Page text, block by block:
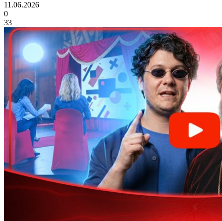
11.06.2026
0
33